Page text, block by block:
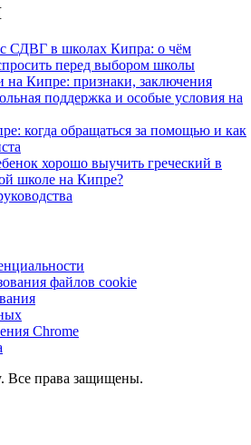
СДВГ в школах Кипра: о чём
перед выбором школы
на Кипре: признаки, заключения
поддержка и особые условия на
когда обращаться за помощью и как
хорошо выучить греческий в
школе на Кипре?
файлов cookie
Chrome
Все права защищены.